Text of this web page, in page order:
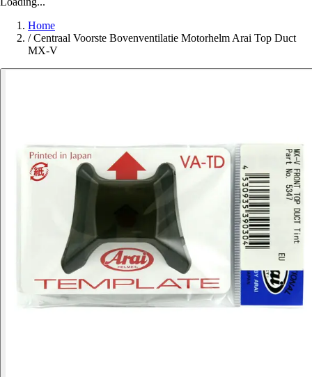
Home
/ Centraal Voorste Bovenventilatie Motorhelm Arai Top Duct
MX-V